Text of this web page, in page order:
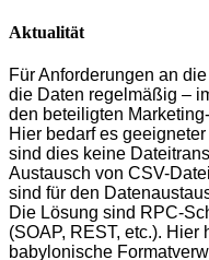
Aktualität
Für Anforderungen an die
die Daten regelmäßig –
den beteiligten
Hier bedarf es
sind dies keine
Austausch von CSV-
sind für den
Die Lösung sind RPC-
(SOAP, REST, etc.).
babylonische